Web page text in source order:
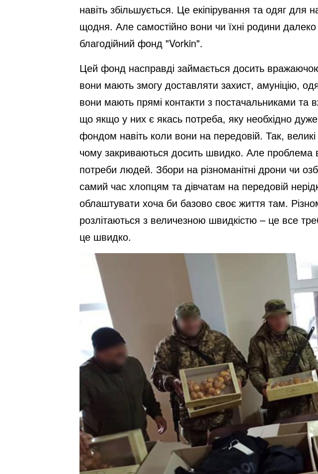
навіть збільшується. Це екіпірування та одяг
щодня. Але самостійно вони чи їхні родини
благодійний фонд "Vorkin".
Цей фонд насправді займається досить
вони мають змогу доставляти захист, амуніцію,
вони мають прямі контакти з постачальниками та
що якщо у них є якась потреба, яку необхідно
фондом навіть коли вони на передовій. Так,
чому закриваються досить швидко. Але проблема
потреби людей. Збори на різноманітні дрони чи
самий час хлопцям та дівчатам на передовій
облаштувати хоча би базово своє життя там.
розлітаються з величезною швидкістю – це все
це швидко.